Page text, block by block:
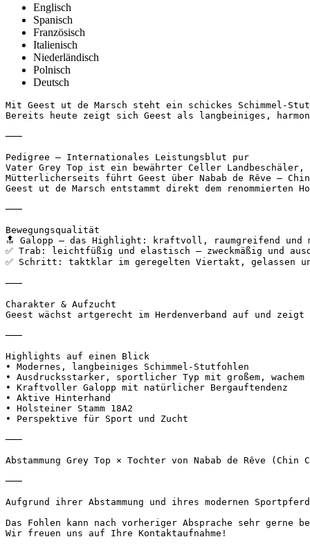
Englisch
Spanisch
Französisch
Italienisch
Niederländisch
Polnisch
Deutsch
Mit Geest ut de Marsch steht ein schickes Schimmel-
Bereits heute zeigt sich Geest als langbeiniges,
───
Pedigree – Internationales Leistungsblut pur
Vater Grey Top ist ein bewährter Celler Landbeschäler,
Mütterlicherseits führt Geest über Nabab de Rêve –
Geest ut de Marsch entstammt direkt dem
───
Bewegungsqualität
🔝 Galopp – das Highlight: kraftvoll, raumgreifend und
✅ Trab: leichtfüßig und elastisch – zweckmäßig und
✅ Schritt: taktklar im geregelten Viertakt, gelassen
───
Charakter & Aufzucht
Geest wächst artgerecht im Herdenverband auf und
───
Highlights auf einen Blick
• Modernes, langbeiniges Schimmel-Stutfohlen
• Ausdrucksstarker, sportlicher Typ mit großem, wachem
• Kraftvoller Galopp mit natürlicher Bergauftendenz
• Aktive Hinterhand
• Holsteiner Stamm 18A2
• Perspektive für Sport und Zucht
───
Abstammung Grey Top × Tochter von Nabab de Rêve
───
Aufgrund ihrer Abstammung und ihres modernen
Das Fohlen kann nach vorheriger Absprache sehr gerne
Wir freuen uns auf Ihre Kontaktaufnahme!